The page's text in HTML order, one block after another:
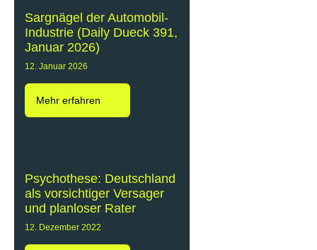
Sargnägel der Automobil-
Industrie (Daily Dueck 391,
Januar 2026)
12. Januar 2026
Mehr erfahren
Psychothese: Deutschland
als vorsichtiger Versager
und planloser Rater
12. Dezember 2022